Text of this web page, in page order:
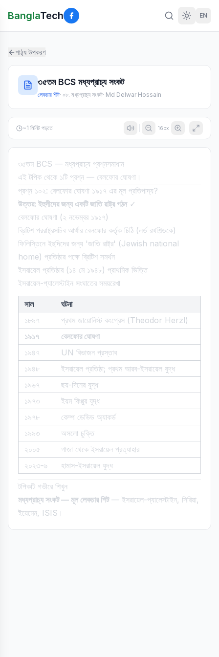
BanglaTech EN
পাঠ্য উপকরণ
৩৫তম BCS মধ্যপ্রাচ্য সংকট
লেকচার শীট· ০৮. মধ্যপ্রাচ্য সংকট· Md Delwar Hossain
~1 মিনিট পড়তে 16px
৩৫তম BCS — মধ্যপ্রাচ্য প্রশ্নসমাধান
এই টপিক থেকে ১টি প্রশ্ন — বেলফোর ঘোষণা।
প্রশ্ন ১০২: বেলফোর ঘোষণা ১৯১৭ এর মূল প্রতিপাদ্য?
উত্তর: ইহুদীদের জন্য একটি জাতি রাষ্ট্র গঠন✓
বেলফোর ঘোষণা (২ নভেম্বর ১৯১৭)
ব্রিটিশ পররাষ্ট্রসচিব আর্থার বেলফোর কর্তৃক চিঠি (লর্ড রথশিল্ডকে)
ফিলিস্তিনে ইহুদিদের জন্য 'জাতি রাষ্ট্র' (Jewish national
home) প্রতিষ্ঠার পক্ষে ব্রিটিশ সমর্থন
ইসরায়েল প্রতিষ্ঠার (১৪ মে ১৯৪৮) প্রাথমিক ভিত্তি
ইসরায়েল-প্যালেস্টাইন সংঘাতের সময়রেখা
সাল
ঘটনা
১৮৯৭
প্রথম জায়োনিস্ট কংগ্রেস (Theodor Herzl)
১৯১৭
বেলফোর ঘোষণা
১৯৪৭
UN বিভাজন প্রস্তাব
১৯৪৮
ইসরায়েল প্রতিষ্ঠা; প্রথম আরব-ইসরায়েল যুদ্ধ
১৯৬৭
ছয়-দিনের যুদ্ধ
১৯৭৩
ইয়ম কিপ্পুর যুদ্ধ
১৯৭৮
কেম্প ডেভিড অ্যাকর্ড
১৯৯৩
অসলো চুক্তি
২০০৫
গাজা থেকে ইসরায়েল প্রত্যাহার
২০২৩-৬
হামাস-ইসরায়েল যুদ্ধ
টপিকটি গভীরে শিখুন
মধ্যপ্রাচ্য সংকট — মূল লেকচার শিট— ইসরায়েল-প্যালেস্টাইন, সিরিয়া,
ইয়েমেন, ISIS।